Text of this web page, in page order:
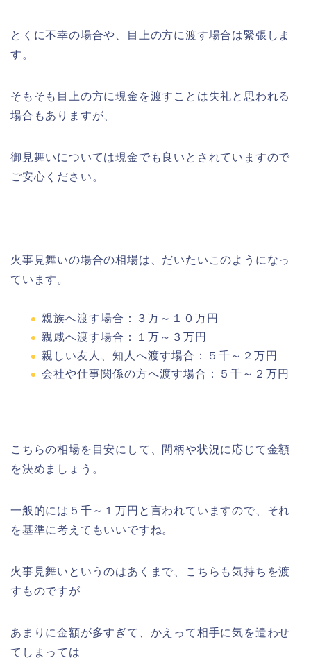
とくに不幸の場合や、目上の方に渡す場合は緊張しま
す。
そもそも目上の方に現金を渡すことは失礼と思われる
場合もありますが、
御見舞いについては現金でも良いとされていますので
ご安心ください。
火事見舞いの場合の相場は、だいたいこのようになっ
ています。
親族へ渡す場合：
３万～１０万円
親戚へ渡す場合：
１万～３万円
親しい友人、知人へ渡す場合：
５千～２万円
会社や仕事関係の方へ渡す場合：
５千～２万円
こちらの相場を目安にして、間柄や状況に応じて金額
を決めましょう。
一般的には５千～１万円と言われていますので、それ
を基準に考えてもいいですね。
火事見舞いというのはあくまで、こちらも気持ちを渡
すものですが
あまりに金額が多すぎて、かえって相手に気を遣わせ
てしまっては